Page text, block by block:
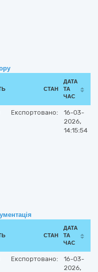
СТАН
ДАТА
ТА
ЧАС
Експортовано:
16-03-
2026,
14:15:54
СТАН
ДАТА
ТА
ЧАС
Експортовано:
16-03-
2026,